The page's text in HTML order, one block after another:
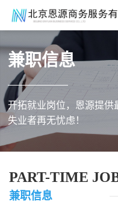
兼职信息
开拓就业岗位，恩源提供
失业者再无忧虑！
PART-TIME
兼职信息